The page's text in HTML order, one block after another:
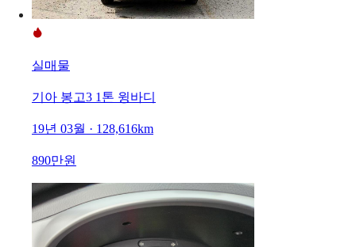
실매물
기아 봉고3 1톤 윙바디
19년 03월 · 128,616km
890만원